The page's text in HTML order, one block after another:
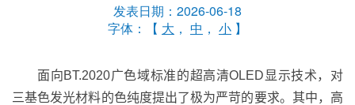
发表日期：2026-06-18
字体：【 大 ， 中 ， 小 】
面向BT.2020广色域标准的超高清OLED 显示技术，对
三基色发光材料的色纯度提出了极为严苛的要求。 其中， 高